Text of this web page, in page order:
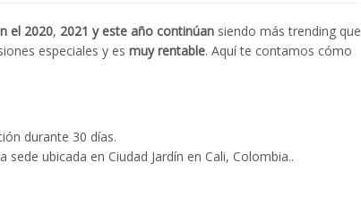
el 2020, 2021 y este año continúan siendo más trending que
especiales y es muy rentable. Aquí te contamos cómo
durante 30 días.
ubicada en Ciudad Jardín en Cali, Colombia..